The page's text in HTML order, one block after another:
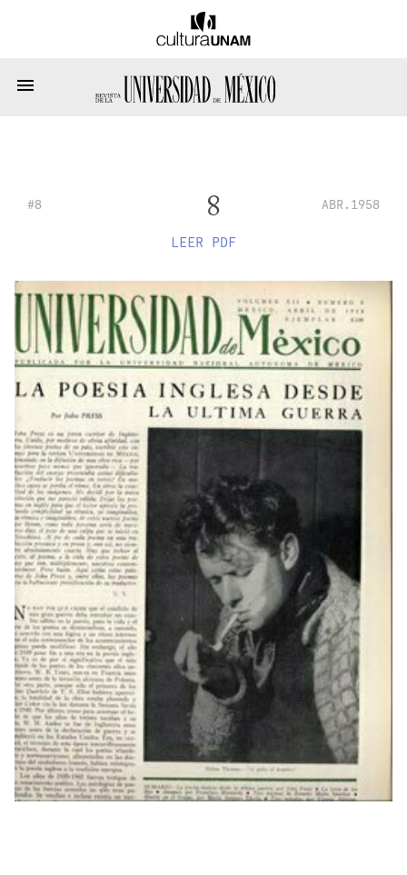
#8 8 ABR.1958
LEER PDF